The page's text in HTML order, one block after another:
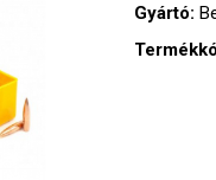
Gyártó: